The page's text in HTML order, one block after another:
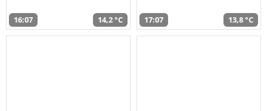
16:07 14,2 °C 17:07 13,8 °C